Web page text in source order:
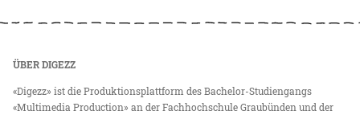
ÜBER DIGEZZ
«Digezz» ist die Produktionsplattform des Bachelor-Studiengangs
«Multimedia Production» an der Fachhochschule Graubünden und der